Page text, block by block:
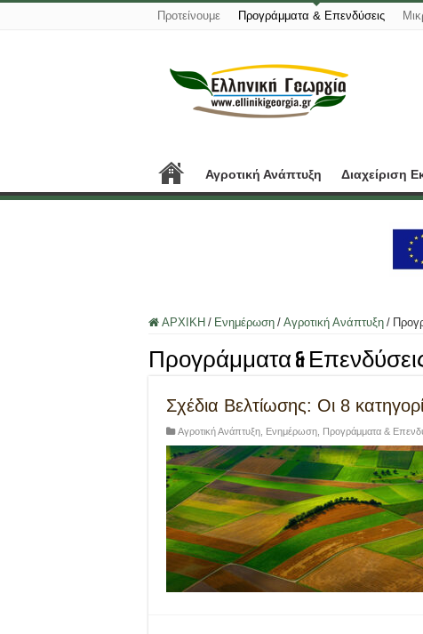
Προτείνουμε Προγράμματα & Επενδύσεις
Αγροτική Ανάπτυξη Διαχείριση
ΑΡΧΙΚΗ / Ενημέρωση / Αγροτική Ανάπτυξη /
Προγράμματα &
Σχέδια Βελτίωσης: Οι 8
Αγροτική Ανάπτυξη Ενημέρωση Προγράμματα &